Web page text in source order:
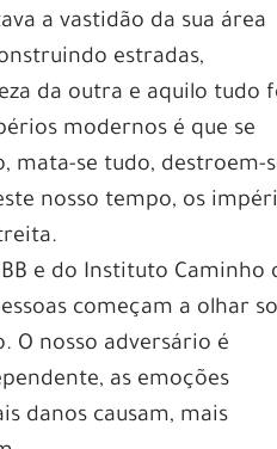
a vastidão da sua área
estradas,
da outra e aquilo tudo
modernos é que se
mata-se tudo, destroem-
nosso tempo, os
e do Instituto Caminho
começam a olhar
O nosso adversário é
as emoções
danos causam, mais